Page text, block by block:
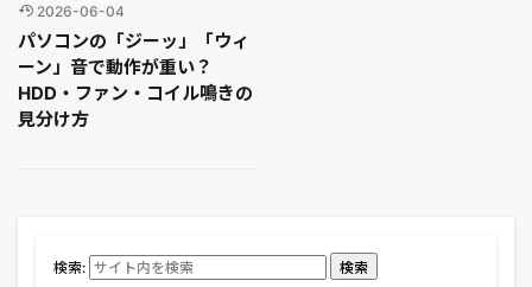
2026-06-04
パソコンの「ジーッ」「ウィ
ーン」音で動作が重い？
HDD・ファン・コイル鳴きの
見分け方
検索: 検索